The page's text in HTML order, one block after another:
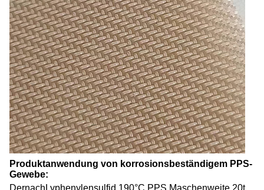
Produktanwendung von korrosionsbeständigem PPS-
Gewebe:
Dernach Lyphenylensulfid 190°C PPS Maschenweite 20t